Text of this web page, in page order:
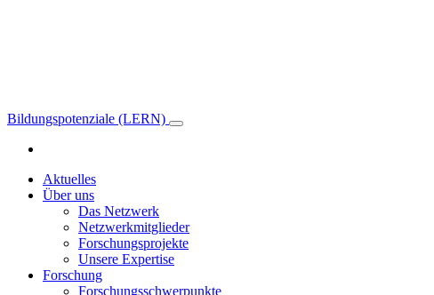
Bildungspotenziale (LERN)
Aktuelles
Über uns
Das Netzwerk
Netzwerkmitglieder
Forschungsprojekte
Unsere Expertise
Forschung
Forschungsschwerpunkte